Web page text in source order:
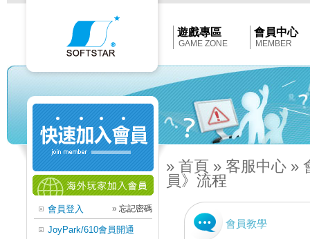
Softstar
遊戲專區
GAME ZONE
會員中心
MEMBER
會員登入 » 忘記密碼
JoyPark/610會員開通
» 首頁 » 客服中心 »
員》流程
會員教學